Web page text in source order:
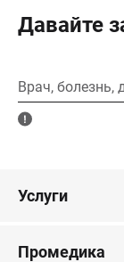
Давайте
Врач, болезнь,
Услуги
Промедика